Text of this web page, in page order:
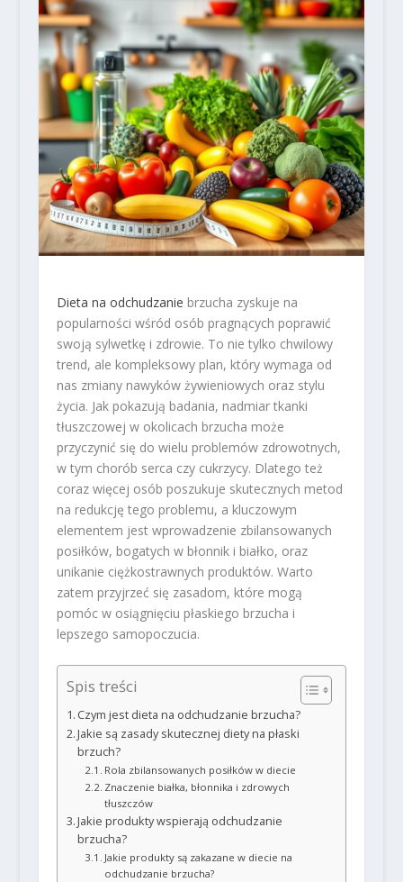
Dieta na odchudzanie brzucha zyskuje na
popularności wśród osób pragnących poprawić
swoją sylwetkę i zdrowie. To nie tylko chwilowy
trend, ale kompleksowy plan, który wymaga od
nas zmiany nawyków żywieniowych oraz stylu
życia. Jak pokazują badania, nadmiar tkanki
tłuszczowej w okolicach brzucha może
przyczynić się do wielu problemów zdrowotnych,
w tym chorób serca czy cukrzycy. Dlatego też
coraz więcej osób poszukuje skutecznych metod
na redukcję tego problemu, a kluczowym
elementem jest wprowadzenie zbilansowanych
posiłków, bogatych w błonnik i białko, oraz
unikanie ciężkostrawnych produktów. Warto
zatem przyjrzeć się zasadom, które mogą
pomóc w osiągnięciu płaskiego brzucha i
lepszego samopoczucia.
Spis treści
Czym jest dieta na odchudzanie brzucha?
Jakie są zasady skutecznej diety na płaski
brzuch?
Rola zbilansowanych posiłków w diecie
Znaczenie białka, błonnika i zdrowych
tłuszczów
Jakie produkty wspierają odchudzanie
brzucha?
Jakie produkty są zakazane w diecie na
odchudzanie brzucha?